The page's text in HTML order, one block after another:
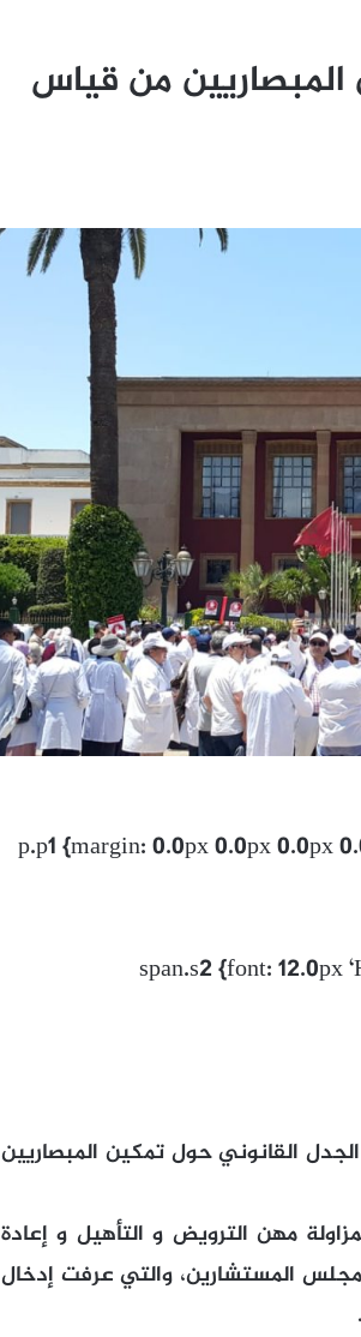
المبصاريين من قياس
p.p1 {margin: 0.0px 0.0px 0.0px
span.s2 {font: 12.0px
القانوني حول تمكين المبصاريين
مهن الترويض و التأهيل و إعادة
المستشارين، والتي عرفت إدخال